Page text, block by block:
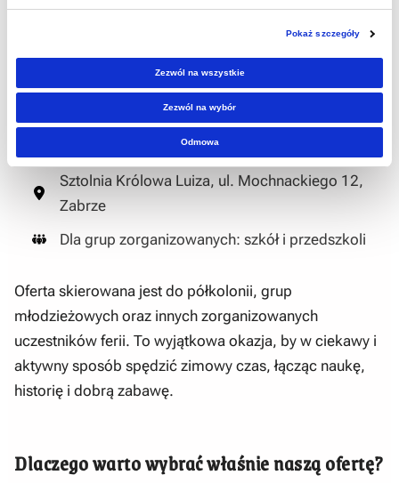
Pokaż szczegóły
Zezwól na wszystkie
Zezwól na wybór
Odmowa
oraz integrują grupę.
15 zł / uczestnik (opiekun: 1 zł)
Sztolnia Królowa Luiza, ul. Mochnackiego 12,
Zabrze
Dla grup zorganizowanych: szkół i przedszkoli
Oferta skierowana jest do półkolonii, grup
młodzieżowych oraz innych zorganizowanych
uczestników ferii. To wyjątkowa okazja, by w ciekawy i
aktywny sposób spędzić zimowy czas, łącząc naukę,
historię i dobrą zabawę.
Dlaczego warto wybrać właśnie naszą ofertę?